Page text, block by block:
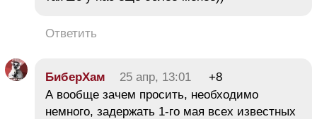
Ответить
БиберХам 25 апр, 13:01
+8
А вообще зачем просить, необходимо
немного, задержать 1-го мая всех известных